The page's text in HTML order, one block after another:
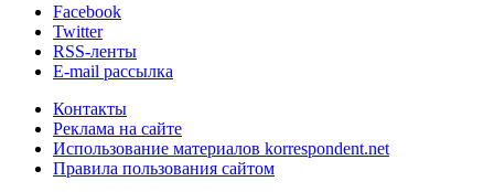
Facebook
Twitter
RSS-ленты
E-mail рассылка
Контакты
Реклама на сайте
Использование материалов korrespondent.net
Правила пользования сайтом